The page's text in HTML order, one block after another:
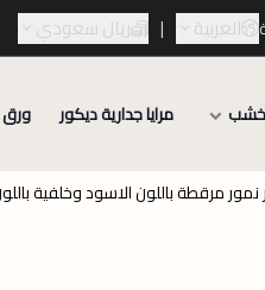
العربية | ريال سعودي
خشب مرايا جدارية ديكور ورق
مرقطة باللون الاسود وخلفية